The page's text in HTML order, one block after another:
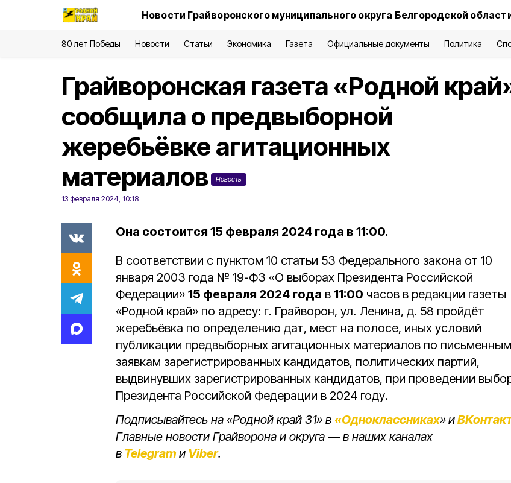
Новости Грайворонского муниципального округа Белгородской
80 лет Победы Новости Статьи Экономика Газета Официальные документы Политика
Грайворонская газета «Родной
сообщила о предвыборной
жеребьёвке агитационных
материалов
Новость
13 февраля 2024, 10:18
Она состоится 15 февраля 2024 года в 11:00.
В соответствии с пунктом 10 статьи 53 Федерального закона от 10
января 2003 года № 19-ФЗ «О выборах Президента Российской
Федерации» 15 февраля 2024 года в 11:00 часов в редакции газеты
«Родной край» по адресу: г. Грайворон, ул. Ленина, д. 58 пройдёт
жеребьёвка по определению дат, мест на полосе, иных условий
публикации предвыборных агитационных материалов по письменным
заявкам зарегистрированных кандидатов, политических партий,
выдвинувших зарегистрированных кандидатов, при проведении
Президента Российской Федерации в 2024 году.
Подписывайтесь на «Родной край 31» в «Одноклассниках»и
Главные новости Грайворона и округа — в наших каналах
в Telegram и Viber.